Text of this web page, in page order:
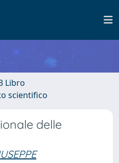
Libro
scientifico
delle